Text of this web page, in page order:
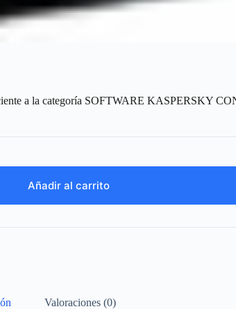
a la categoría SOFTWARE KASPERSKY
Añadir al carrito
Valoraciones (0)